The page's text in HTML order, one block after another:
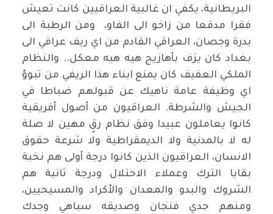
البريطانية، يكفي ان غالبية العراقيين كانت تعيش
فقرا مدقعا من زاخو الى الفاو، ومن الرطبة الى
بدرة وجصان، العراقي القادم من اي ريف عراقي الى
بغداد كان يزف بأهازيج هيه هيه معكل.. والنظام
الملكي العفيف كان يمنع ابناء هذا الريفي من تبوؤ
اي وظيفة عامة ناهيك عن قبولهم ضباطا في
الجيش والشرطة. العراقيون من أصول أفريقية
كانوا يعاملون عبيدا وفق نظام رقٍ مهين لا صلة
له لا بالمدنية ولا الديمقراطية ولا شرعة حقوق
الانسان، العراقيون الذين كانوا درجة أولى هم نخبة
بقايا الترك وعملاء الاحتلال ودرجة ثانية هم
الشروك والبدو والمعدان والأكراد والمسيحيين،
ومنهم جدي فنجان وصديقه سباهي وجدك